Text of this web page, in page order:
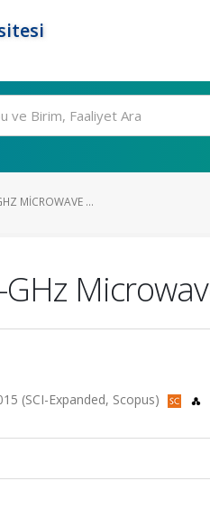
MICROWAVE ...
(SCI-Expanded, Scopus)